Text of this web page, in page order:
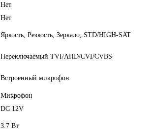
Нет
Нет
Яркость, Резкость, Зеркало, STD/HIGH-SAT
Переключаемый TVI/AHD/CVI/CVBS
Встроенный микрофон
Микрофон
DC 12V
3.7 Вт